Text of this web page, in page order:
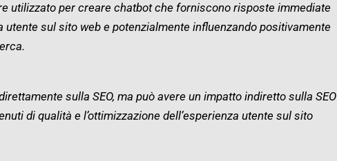
utilizzato per creare chatbot che forniscono risposte immediate
utente sul sito web e potenzialmente influenzando positivamente
sulla SEO, ma può avere un impatto indiretto sulla SEO
di qualità e l’ottimizzazione dell’esperienza utente sul sito